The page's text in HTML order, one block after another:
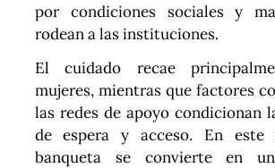
por condiciones sociales y
rodean a las instituciones.
El cuidado recae
mujeres, mientras que factores
las redes de apoyo condicionan
de espera y acceso. En este
banqueta se convierte en